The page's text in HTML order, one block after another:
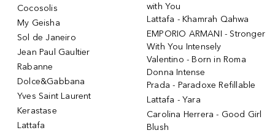
Cocosolis
My Geisha
Sol de Janeiro
Jean Paul Gaultier
Rabanne
Dolce&Gabbana
Yves Saint Laurent
Kerastase
Lattafa
with You
Lattafa - Khamrah Qahwa
EMPORIO ARMANI - Stronger
With You Intensely
Valentino - Born in Roma
Donna Intense
Prada - Paradoxe Refillable
Lattafa - Yara
Carolina Herrera - Good Girl
Blush